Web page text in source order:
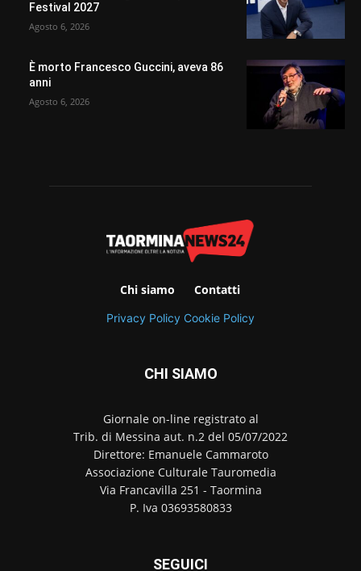
Festival 2027
Agosto 6, 2026
È morto Francesco Guccini, aveva 86
anni
Agosto 6, 2026
Chi siamo Contatti
Privacy Policy Cookie Policy
CHI SIAMO
Giornale on-line registrato al
Trib. di Messina aut. n.2 del 05/07/2022
Direttore: Emanuele Cammaroto
Associazione Culturale Tauromedia
Via Francavilla 251 - Taormina
P. Iva 03693580833
SEGUICI